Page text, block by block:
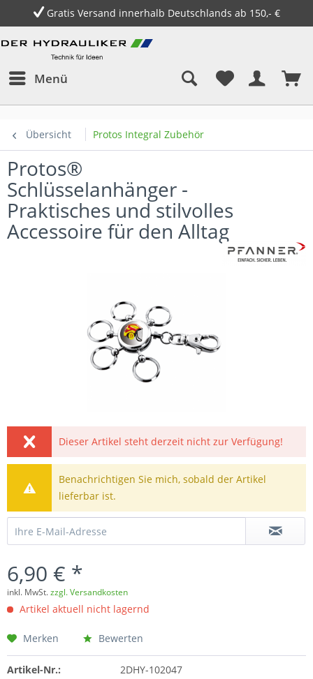
Gratis Versand innerhalb Deutschlands ab 150,- €
Menü
Übersicht Protos Integral Zubehör
Protos®
Schlüsselanhänger -
Praktisches und stilvolles
Accessoire für den Alltag
Dieser Artikel steht derzeit nicht zur Verfügung!
Benachrichtigen Sie mich, sobald der Artikel
lieferbar ist.
6,90 € *
inkl. MwSt.zzgl. Versandkosten
Artikel aktuell nicht lagernd
Merken Bewerten
Artikel-Nr.:
2DHY-102047